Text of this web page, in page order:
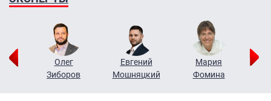
Олег
Зиборов
Евгений
Мошняцкий
Мария
Фомина